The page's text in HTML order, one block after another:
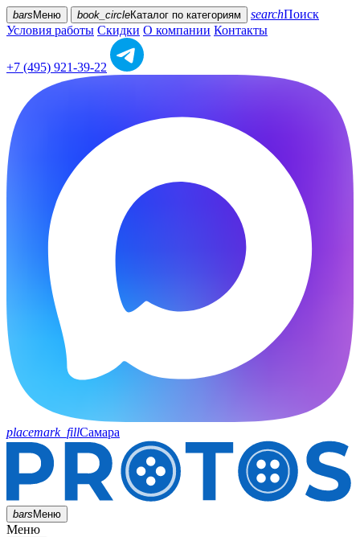
bars Меню book_circleКаталог по категориям searchПоиск
Условия работы Скидки О компании Контакты
+7 (495) 921-39-22
placemark_fillСамара
barsМеню
Меню